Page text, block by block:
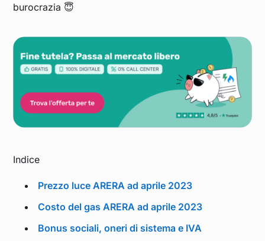
burocrazia 😇
Indice
Prezzo luce ARERA ad aprile 2023
Costo del gas ARERA ad aprile 2023
Bonus sociali, oneri di sistema e IVA